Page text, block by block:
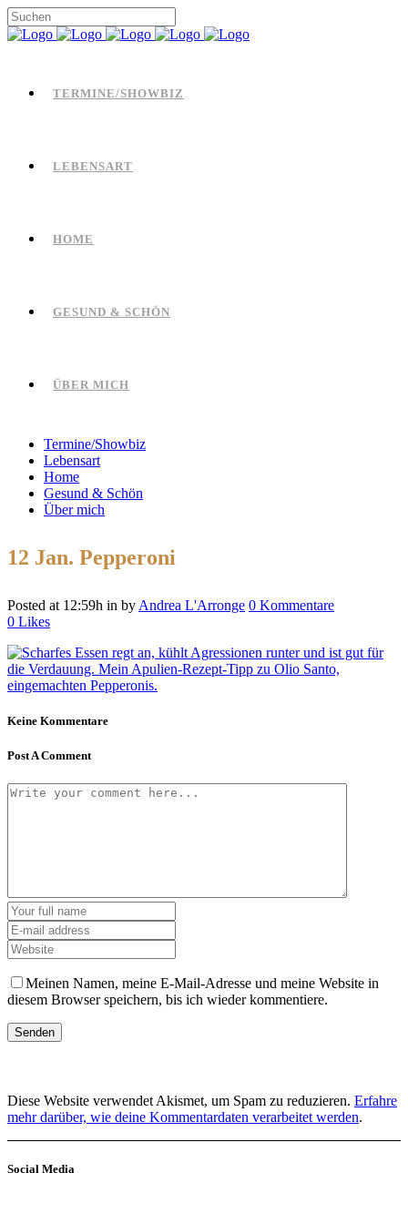
TERMINE/SHOWBIZ
LEBENSART
HOME
GESUND & SCHÖN
ÜBER MICH
Termine/Showbiz
Lebensart
Home
Gesund & Schön
Über mich
12 Jan. Pepperoni
Posted at 12:59h in by Andrea L'Arronge 0 Kommentare
0 Likes
Keine Kommentare
Post A Comment
Meinen Namen, meine E-Mail-Adresse und meine Website in
diesem Browser speichern, bis ich wieder kommentiere.
Diese Website verwendet Akismet, um Spam zu reduzieren. Erfahre
mehr darüber, wie deine Kommentardaten verarbeitet werden.
Social Media